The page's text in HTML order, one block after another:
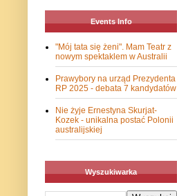
Events Info
"Mój tata się żeni". Mam Teatr z
nowym spektaklem w Australii
Prawybory na urząd Prezydenta
RP 2025 - debata 7 kandydatów
Nie żyje Ernestyna Skurjat-
Kozek - unikalna postać Polonii
australijskiej
Wyszukiwarka